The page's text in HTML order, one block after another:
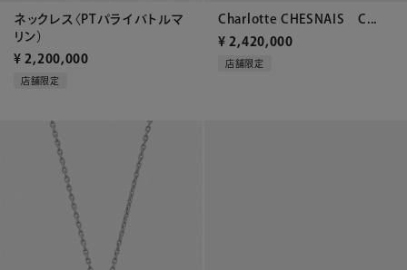
ネックレス〈PTパライバトルマ
リン）
¥ 2,200,000
店舗限定
Charlotte CHESNAIS C...
¥ 2,420,000
店舗限定